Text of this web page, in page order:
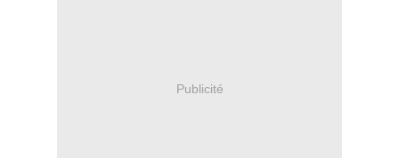
Publicité